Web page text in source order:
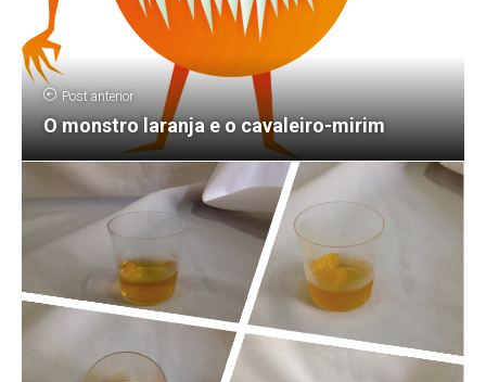
Post anterior
O monstro laranja e o cavaleiro-mirim